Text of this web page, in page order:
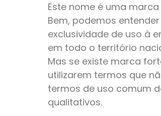
Este nome é uma
Bem, podemos
exclusividade de uso à
em todo o território
Mas se existe marca
utilizarem termos que
termos de uso comum
qualitativos.